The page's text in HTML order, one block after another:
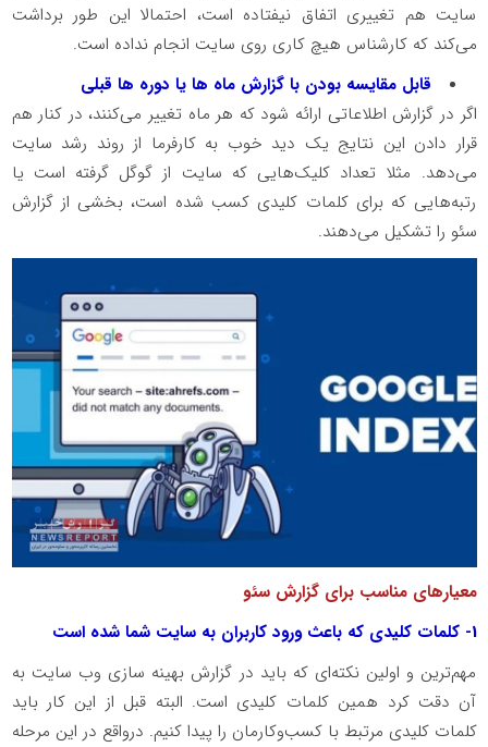
سایت هم تغییری اتفاق نیفتاده است، احتمالا این طور برداشت
می‌کند که کارشناس هیچ کاری روی سایت انجام نداده است.
قابل مقایسه بودن با گزارش ماه ها یا دوره ها قبلی
اگر در گزارش اطلاعاتی ارائه شود که هر ماه تغییر می‌کنند، در کنار هم
قرار دادن این نتایج یک دید خوب به کارفرما از روند رشد سایت
می‌دهد. مثلا تعداد کلیک‌هایی که سایت از گوگل گرفته است یا
رتبه‌هایی که برای کلمات کلیدی کسب شده است، بخشی از گزارش
سئو را تشکیل می‌دهند.
معیارهای مناسب برای گزارش سئو
1- کلمات کلیدی که باعث ورود کاربران به سایت شما شده است
مهم‌ترین و اولین نکته‌ای که باید در گزارش بهینه سازی وب سایت به
آن دقت کرد همین کلمات کلیدی است. البته قبل از این کار باید
کلمات کلیدی مرتبط با کسب‌‌وکارمان را پیدا کنیم. درواقع در این مرحله